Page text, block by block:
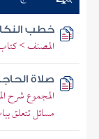
خطب
المصنف >
صلاة
المجموع شرح
مسائل تتعلق